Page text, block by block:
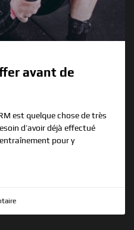
avant de
est quelque chose de très
d’avoir déjà effectué
pour y